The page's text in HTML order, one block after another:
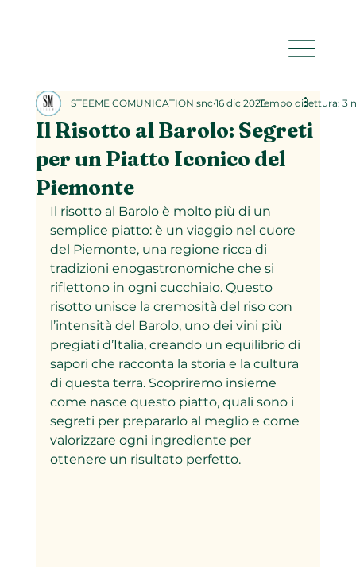
Il Risotto al Barolo: Segreti
per un Piatto Iconico del
Piemonte
STEEME COMUNICATION snc 16 dic 2025Tempo di lettura: 3
Il risotto al Barolo è molto più di un
semplice piatto: è un viaggio nel cuore
del Piemonte, una regione ricca di
tradizioni enogastronomiche che si
riflettono in ogni cucchiaio. Questo
risotto unisce la cremosità del riso con
l’intensità del Barolo, uno dei vini più
pregiati d’Italia, creando un equilibrio di
sapori che racconta la storia e la cultura
di questa terra. Scopriremo insieme
come nasce questo piatto, quali sono i
segreti per prepararlo al meglio e come
valorizzare ogni ingrediente per
ottenere un risultato perfetto.